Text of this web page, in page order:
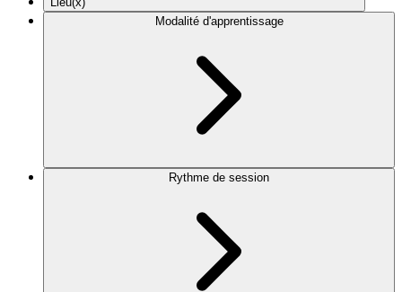
Modalité d'apprentissage
Rythme de session